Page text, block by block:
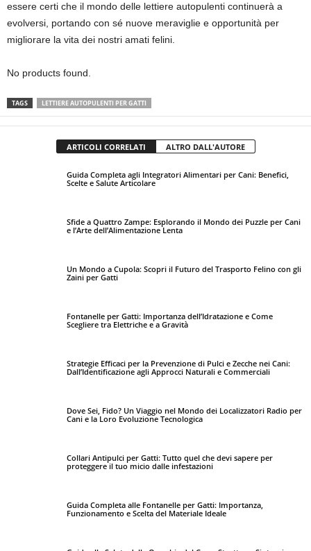
essere certi che il mondo delle lettiere autopulenti continuerà a
evolversi, portando con sé nuove meraviglie e opportunità per
migliorare la vita dei nostri amati felini.
No products found.
TAGS LETTIERE AUTOPULENTI PER GATTI
ARTICOLI CORRELATI ALTRO DALL'AUTORE
Guida Completa agli Integratori Alimentari per Cani: Benefici,
Scelte e Salute Articolare
Sfide a Quattro Zampe: Esplorando il Mondo dei Puzzle per Cani
e l’Arte dell’Alimentazione Lenta
Un Mondo a Cupola: Scopri il Futuro del Trasporto Felino con gli
Zaini per Gatti
Fontanelle per Gatti: Importanza dell’Idratazione e Come
Scegliere tra Elettriche e a Gravità
Strategie Efficaci per la Prevenzione di Pulci e Zecche nei Cani:
Dall’Identificazione agli Approcci Naturali e Commerciali
Dove Sei, Fido? Un Viaggio nel Mondo dei Localizzatori Radio per
Cani e la Loro Evoluzione Tecnologica
Collari Antipulci per Gatti: Tutto quel che devi sapere per
proteggere il tuo micio dalle infestazioni
Guida Completa alle Fontanelle per Gatti: Importanza,
Funzionamento e Scelta del Materiale Ideale